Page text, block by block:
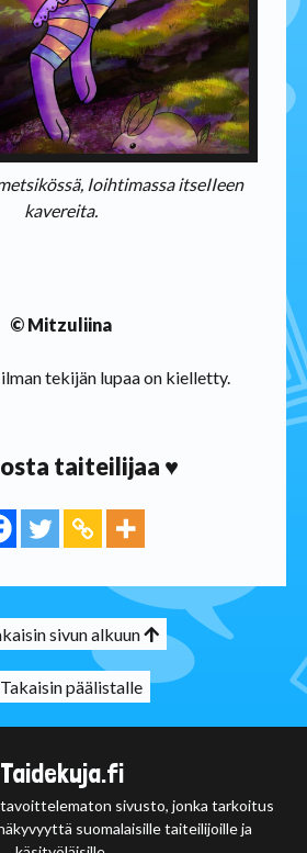
Ioihtimassa itseIIeen
kavereita.
© Mitzuliina
tekijän lupaa on kielletty.
taiteilijaa ♥
sivun alkuun
päälistalle
Taidekuja.fi
sivusto, jonka tarkoitus
suomalaisille taiteilijoille ja